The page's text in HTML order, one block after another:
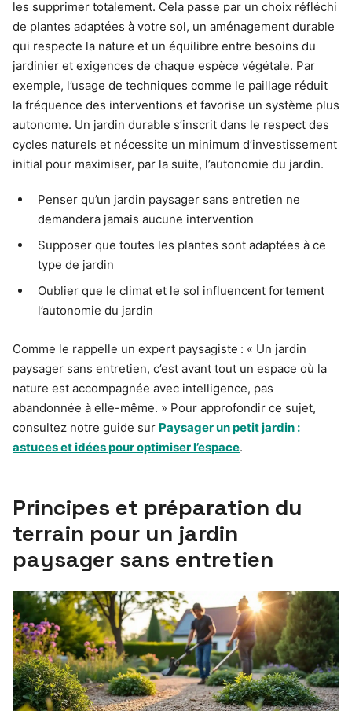
les supprimer totalement. Cela passe par un choix réfléchi
de plantes adaptées à votre sol, un aménagement durable
qui respecte la nature et un équilibre entre besoins du
jardinier et exigences de chaque espèce végétale. Par
exemple, l’usage de techniques comme le paillage réduit
la fréquence des interventions et favorise un système plus
autonome. Un jardin durable s’inscrit dans le respect des
cycles naturels et nécessite un minimum d’investissement
initial pour maximiser, par la suite, l’autonomie du jardin.
Penser qu’un jardin paysager sans entretien ne
demandera jamais aucune intervention
Supposer que toutes les plantes sont adaptées à ce
type de jardin
Oublier que le climat et le sol influencent fortement
l’autonomie du jardin
Comme le rappelle un expert paysagiste : « Un jardin
paysager sans entretien, c’est avant tout un espace où la
nature est accompagnée avec intelligence, pas
abandonnée à elle-même. » Pour approfondir ce sujet,
consultez notre guide sur Paysager un petit jardin :
astuces et idées pour optimiser l’espace.
Principes et préparation du
terrain pour un jardin
paysager sans entretien